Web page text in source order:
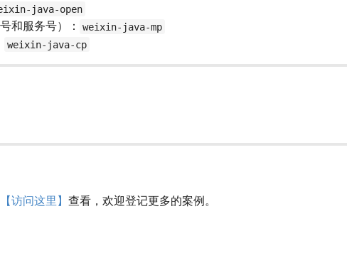
java-open
和服务号）： weixin-java-mp
weixin-java-cp
【访问这里】 查看，欢迎登记更多的案例。